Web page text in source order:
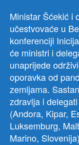
Ministar Šćekić i
učestvovaće u
konferenciji
će ministri i
unaprijede
oporavka od
zemljama.
zdravlja i
(Andora, Kipar,
Luksemburg,
Marino,